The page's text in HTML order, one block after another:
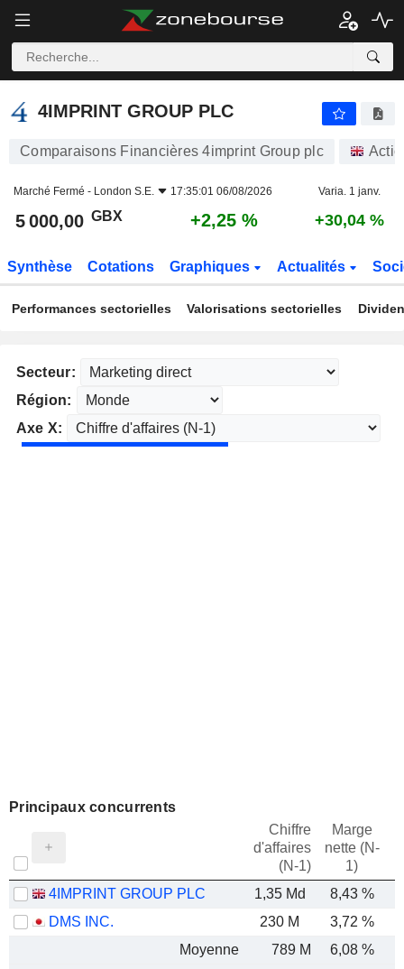
4IMPRINT GROUP PLC
4IMPRINT GROUP PLC
Comparaisons Financières 4imprint Group plc
Marché Fermé - London S.E. 17:35:01 06/08/2026 Varia. 1 janv.
5 000,00 GBX +2,25 % +30,04 %
Synthèse Cotations Graphiques Actualités
Performances sectorielles Valorisations sectorielles
Secteur:
Région:
Axe X:
Principaux concurrents
Chiffre
d'affaires
(N-1)
Marge
nette (N-
1)
4IMPRINT GROUP PLC 1,35 Md 8,43 %
DMS INC.
230 M 3,72 %
Moyenne
789 M 6,08 %